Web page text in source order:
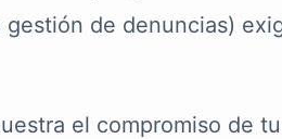
de denuncias)
el compromiso de